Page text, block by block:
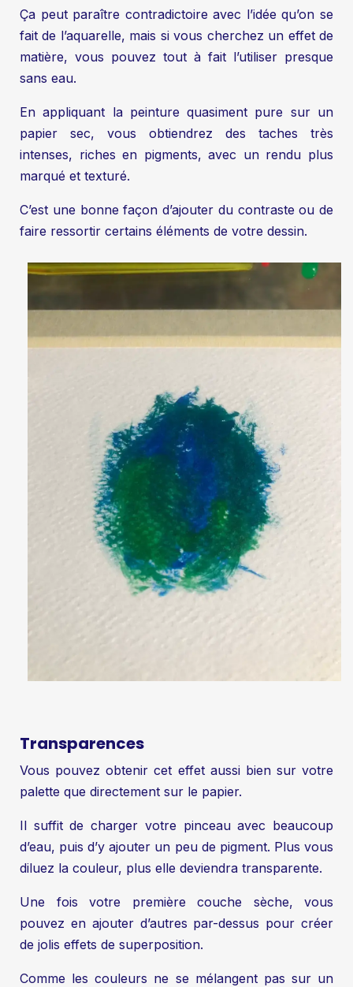
Ça peut paraître contradictoire avec l’idée qu’on se
fait de l’aquarelle, mais si vous cherchez un effet de
matière, vous pouvez tout à fait l’utiliser presque
sans eau.
En appliquant la peinture quasiment pure sur un
papier sec, vous obtiendrez des taches très
intenses, riches en pigments, avec un rendu plus
marqué et texturé.
C’est une bonne façon d’ajouter du contraste ou de
faire ressortir certains éléments de votre dessin.
Transparences
Vous pouvez obtenir cet effet aussi bien sur votre
palette que directement sur le papier.
Il suffit de charger votre pinceau avec beaucoup
d’eau, puis d’y ajouter un peu de pigment. Plus vous
diluez la couleur, plus elle deviendra transparente.
Une fois votre première couche sèche, vous
pouvez en ajouter d’autres par-dessus pour créer
de jolis effets de superposition.
Comme les couleurs ne se mélangent pas sur un